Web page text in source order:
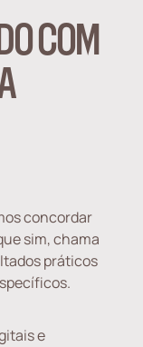
COM
concordar
sim, chama
práticos
e